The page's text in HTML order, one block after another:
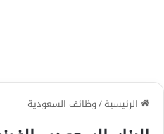
الرئيسية/وظائف السعودية